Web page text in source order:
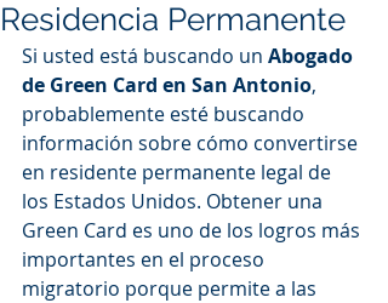
Residencia Permanente
Si usted está buscando un Abogado
de Green Card en San Antonio,
probablemente esté buscando
información sobre cómo convertirse
en residente permanente legal de
los Estados Unidos. Obtener una
Green Card es uno de los logros más
importantes en el proceso
migratorio porque permite a las